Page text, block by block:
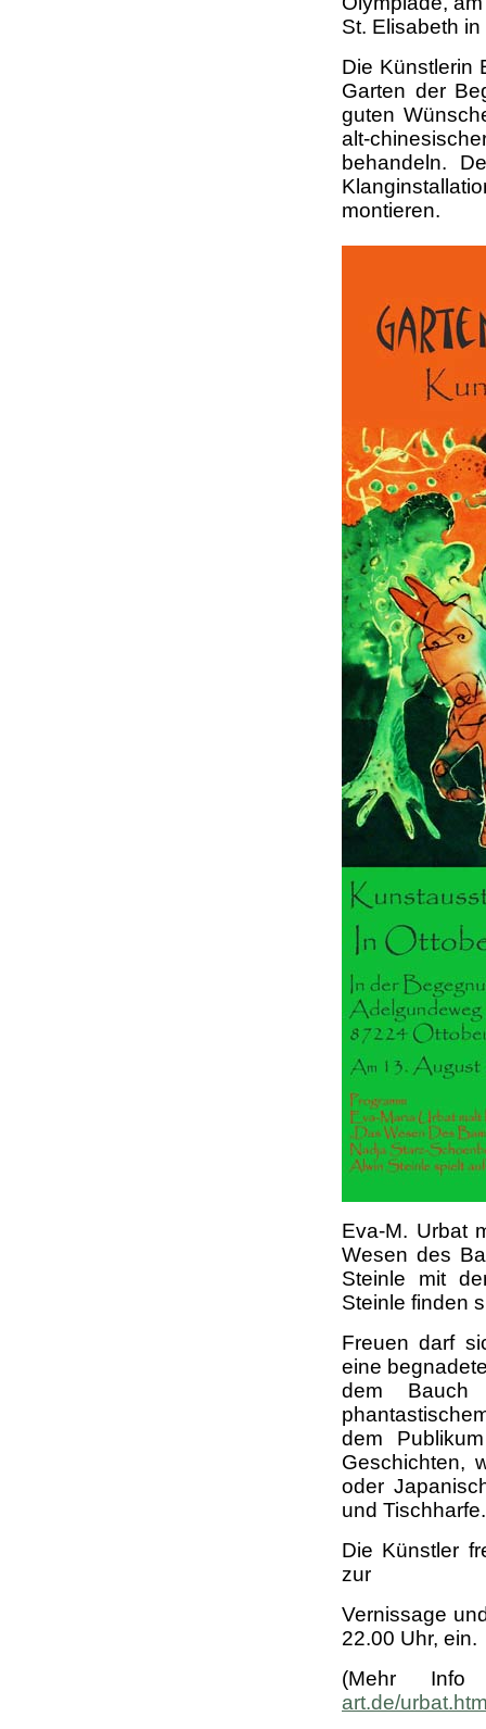
St. Elisabeth
Die Künstlerin
Garten der
guten
alt-
behandeln.
montieren.
Eva-M. Urbat
Wesen des
Steinle mit
Steinle finden
Freuen darf
eine
dem Bauch
dem
Geschichten,
oder
und
Die Künstler
zur
Vernissage
22.00 Uhr, ein.
(Mehr
art.de/